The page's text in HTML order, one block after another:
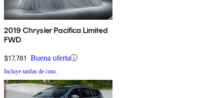
2019 Chrysler Pacifica Limited
FWD
$17,781 Buena oferta
Incluye tarifas de conc.